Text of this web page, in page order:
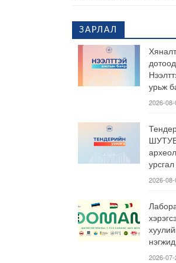
ЗАРЛАЛ
урьж
2026-
2026-
2026-07-